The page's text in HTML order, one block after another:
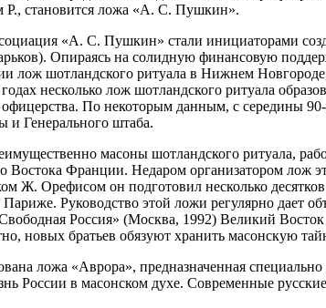
Р., становится ложа «А. С. Пушкин».
«А. С. Пушкин» стали инициаторами
Опираясь на солидную финансовую
лож шотландского ритуала в Нижнем
несколько лож шотландского ритуала
По некоторым данным, с середины
и Генерального штаба.
масоны шотландского ритуала,
Франции. Недаром организатором лож
Ж. Орефисом он подготовил несколько
Руководство этой ложи регулярно дает
Россия» (Москва, 1992) Великий
новых братьев обязуют хранить масонскую
ложа «Аврора», предназначенная
России в масонском духе. Современные